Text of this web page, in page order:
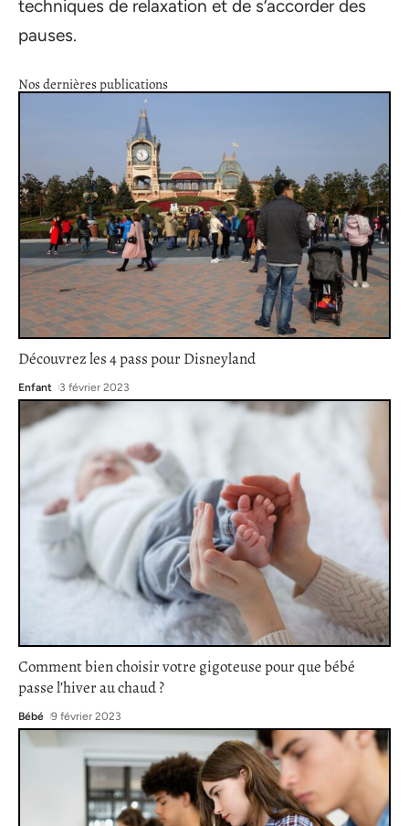
techniques de relaxation et de s’accorder des
pauses.
Nos dernières publications
Découvrez les 4 pass pour Disneyland
Enfant 3 février 2023
Comment bien choisir votre gigoteuse pour que bébé
passe l’hiver au chaud ?
Bébé 9 février 2023